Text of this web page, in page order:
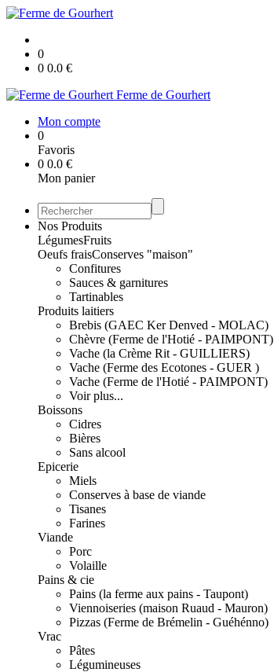
0
0 0.0 €
Ferme de Gourhert
Mon compte
0
Favoris
0 0.0 €
Mon panier
Nos Produits
LégumesFruits
Oeufs fraisConserves "maison"
Confitures
Sauces & garnitures
Tartinables
Produits laitiers
Brebis (GAEC Ker Denved - MOLAC)
Chèvre (Ferme de l'Hotié - PAIMPONT)
Vache (la Crème Rit - GUILLIERS)
Vache (Ferme des Ecotones - GUER )
Vache (Ferme de l'Hotié - PAIMPONT)
Voir plus...
Boissons
Cidres
Bières
Sans alcool
Epicerie
Miels
Conserves à base de viande
Tisanes
Farines
Viande
Porc
Volaille
Pains & cie
Pains (la ferme aux pains - Taupont)
Viennoiseries (maison Ruaud - Mauron)
Pizzas (Ferme de Brémelin - Guéhénno)
Vrac
Pâtes
Légumineuses